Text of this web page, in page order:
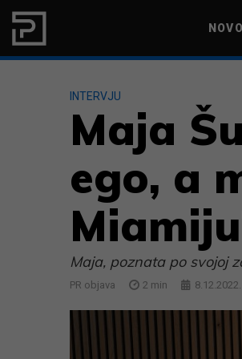
Skip to content
INTERVJU
Maja
ego, a
Maja, poznata po svojoj
PR objava 2 min 8.12.2022.